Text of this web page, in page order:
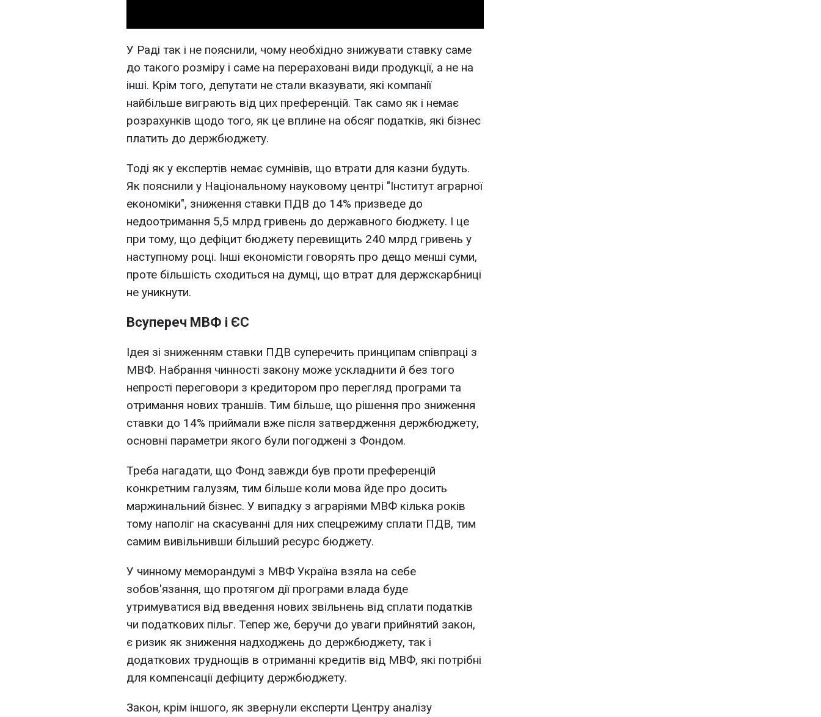
У Раді так і не пояснили, чому необхідно знижувати ставку саме
до такого розміру і саме на перераховані види продукції, а не на
інші. Крім того, депутати не стали вказувати, які компанії
найбільше виграють від цих преференцій. Так само як і немає
розрахунків щодо того, як це вплине на обсяг податків, які бізнес
платить до держбюджету.
Тоді як у експертів немає сумнівів, що втрати для казни будуть.
Як пояснили у Національному науковому центрі "Інститут аграрної
економіки", зниження ставки ПДВ до 14% призведе до
недоотримання 5,5 млрд гривень до державного бюджету. І це
при тому, що дефіцит бюджету перевищить 240 млрд гривень у
наступному році. Інші економісти говорять про дещо менші суми,
проте більшість сходиться на думці, що втрат для держскарбниці
не уникнути.
Всупереч МВФ і ЄС
Ідея зі зниженням ставки ПДВ суперечить принципам співпраці з
МВФ. Набрання чинності закону може ускладнити й без того
непрості переговори з кредитором про перегляд програми та
отримання нових траншів. Тим більше, що рішення про зниження
ставки до 14% приймали вже після затвердження держбюджету,
основні параметри якого були погоджені з Фондом.
Треба нагадати, що Фонд завжди був проти преференцій
конкретним галузям, тим більше коли мова йде про досить
маржинальний бізнес. У випадку з аграріями МВФ кілька років
тому наполіг на скасуванні для них спецрежиму сплати ПДВ, тим
самим вивільнивши більший ресурс бюджету.
У чинному меморандумі з МВФ Україна взяла на себе
зобов'язання, що протягом дії програми влада буде
утримуватися від введення нових звільнень від сплати податків
чи податкових пільг. Тепер же, беручи до уваги прийнятий закон,
є ризик як зниження надходжень до держбюджету, так і
додаткових труднощів в отриманні кредитів від МВФ, які потрібні
для компенсації дефіциту держбюджету.
Закон, крім іншого, як звернули експерти Центру аналізу